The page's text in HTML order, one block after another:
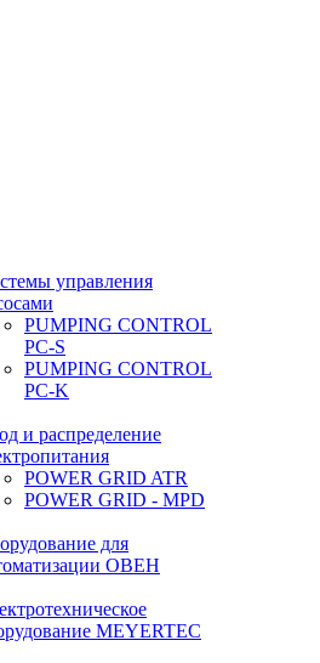
управления
PUMPING CONTROL
PC-S
PUMPING CONTROL
PC-K
и распределение
POWER GRID ATR
POWER GRID - MPD
для
ОВЕН
MEYERTEC